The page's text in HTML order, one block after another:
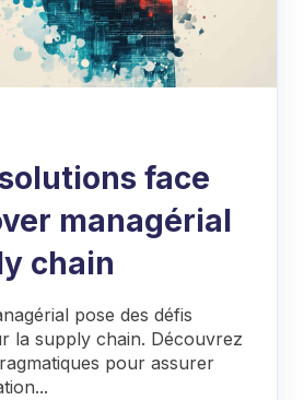
face
managérial
chain
pose des défis
la supply chain. Découvrez
pour assurer